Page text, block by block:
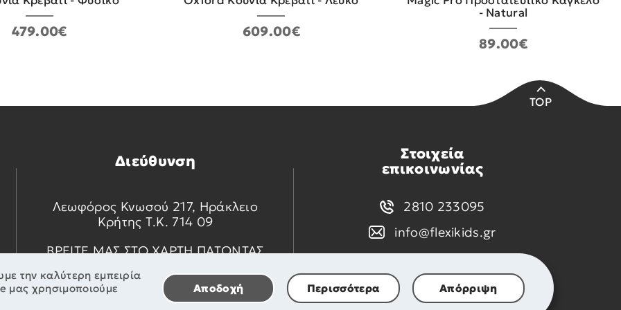
την καλύτερη εμπειρία
μας χρησιμοποιούμε
Αποδοχή Περισσότερα Απόρριψη
479.00€ 609.00€
- Natural
89.00€
TOP
Διεύθυνση
Λεωφόρος Κνωσού 217, Ηράκλειο
Κρήτης Τ.Κ. 714 09
ΒΡΕΙΤΕ ΜΑΣ ΣΤΟ ΧΑΡΤΗ ΠΑΤΩΝΤΑΣ
Στοιχεία
επικοινωνίας
2810 233095
info@flexikids.gr